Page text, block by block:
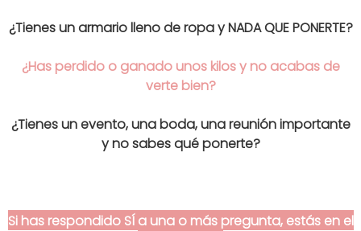
¿Tienes un armario lleno de ropa y NADA QUE PONERTE?
¿Has perdido o ganado unos kilos y no acabas de
verte bien?
¿Tienes un evento, una boda, una reunión importante
y no sabes qué ponerte?
Si has respondido SÍ a una o más pregunta, estás en el